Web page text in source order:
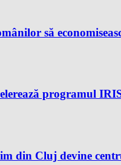
să
programul
din Cluj devine